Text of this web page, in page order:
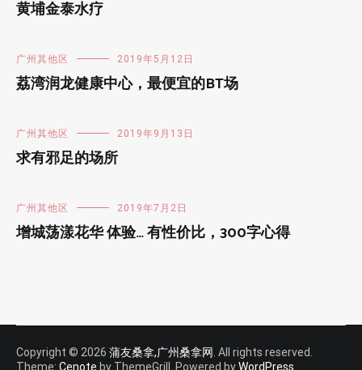
黄埔金泰水疗
广州其他区 2019年5月12日
荔湾润龙健康中心，最便宜的BT场
广州其他区 2019年9月13日
求有邪足的场所
广州其他区 2019年7月2日
增城荡漾花华 体验… 有性价比，300字心得
Copyright © 2026 蒲友桑拿,广州桑拿网 . All rights reserved.
Theme: Cenote by ThemeGrill. Powered byWordPress